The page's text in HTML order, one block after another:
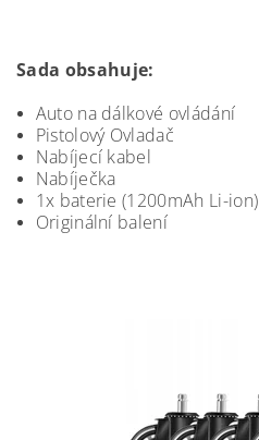
Sada obsahuje:
Auto na dálkové ovládání
Pistolový Ovladač
Nabíjecí kabel
Nabíječka
1x baterie (1200mAh Li-ion)
Originální balení